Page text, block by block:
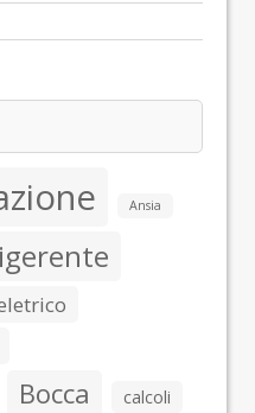
Ansia
Bocca
calcoli